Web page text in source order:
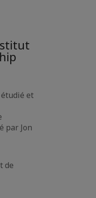
étudié et
par Jon
de